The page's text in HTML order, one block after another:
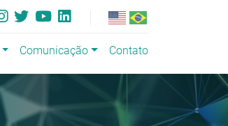
Comunicação Contato